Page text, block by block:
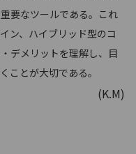
要なツールである。これ
ン、ハイブリッド型のコ
デメリットを理解し、目
ことが大切である。
(K.M)